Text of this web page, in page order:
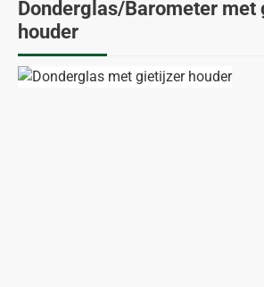
Donderglas/Barometer met
houder